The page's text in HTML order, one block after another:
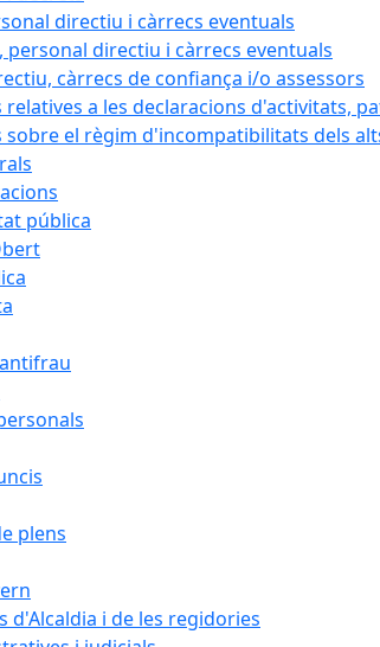
directiu i càrrecs eventuals
personal directiu i càrrecs eventuals
càrrecs de confiança i/o assessors
relatives a les declaracions d'activitats,
sobre el règim d'incompatibilitats dels
pública
plens
d'Alcaldia i de les regidories